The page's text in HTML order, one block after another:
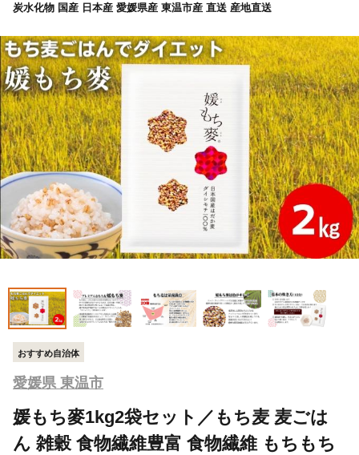
炭水化物 国産 日本産 愛媛県産 東温市産 直送 産地直送
おすすめ自治体
愛媛県 東温市
媛もち麥1kg2袋セット／もち麦 麦ごは
ん 雑穀 食物繊維豊富 食物繊維 もちもち